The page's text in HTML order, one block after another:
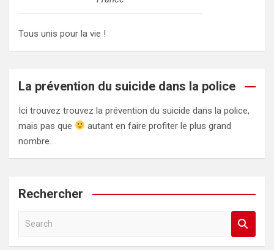
Tous unis pour la vie !
La prévention du suicide dans la police
Ici trouvez trouvez la prévention du suicide dans la police,
mais pas que
autant en faire profiter le plus grand
nombre.
Rechercher